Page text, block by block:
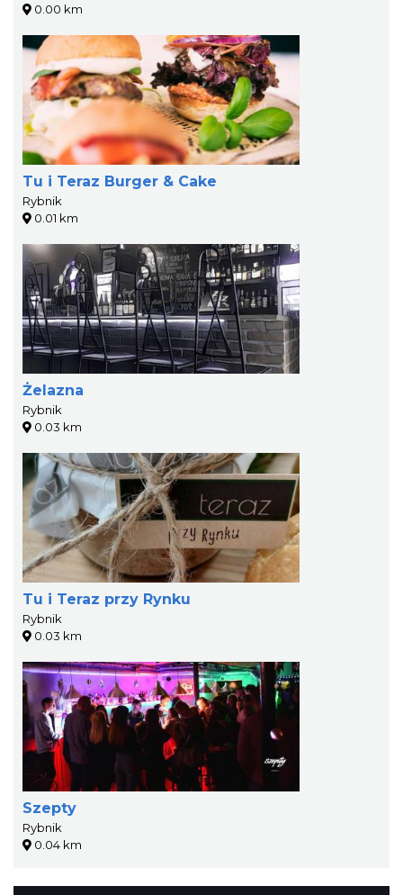
0.00 km
Tu i Teraz Burger & Cake
Rybnik
0.01 km
Żelazna
Rybnik
0.03 km
Tu i Teraz przy Rynku
Rybnik
0.03 km
Szepty
Rybnik
0.04 km